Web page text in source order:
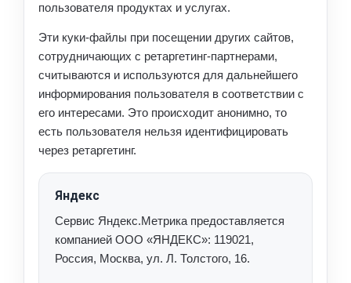
пользователя продуктах и услугах.
Эти куки-файлы при посещении других сайтов,
сотрудничающих с ретаргетинг-партнерами,
считываются и используются для дальнейшего
информирования пользователя в соответствии с
его интересами. Это происходит анонимно, то
есть пользователя нельзя идентифицировать
через ретаргетинг.
Яндекс
Сервис Яндекс.Метрика предоставляется
компанией ООО «ЯНДЕКС»: 119021,
Россия, Москва, ул. Л. Толстого, 16.